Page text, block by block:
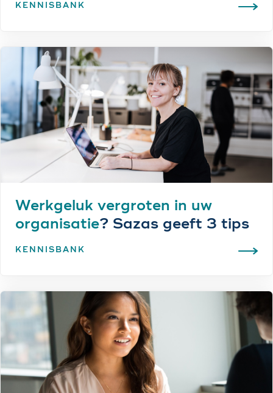
KENNISBANK
Werkgeluk vergroten in uw
organisatie? Sazas geeft 3 tips
KENNISBANK